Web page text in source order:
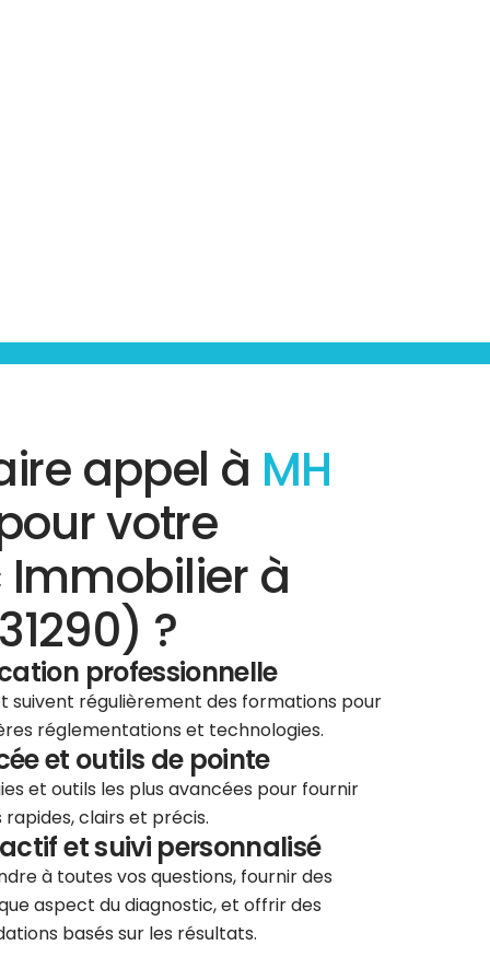
appel à MH
votre
à
?
professionnelle
suivent régulièrement des formations pour
réglementations et technologies.
et outils de pointe
et outils les plus avancées pour fournir
clairs et précis.
et suivi personnalisé
à toutes vos questions, fournir des
aspect du diagnostic, et offrir des
basés sur les résultats.